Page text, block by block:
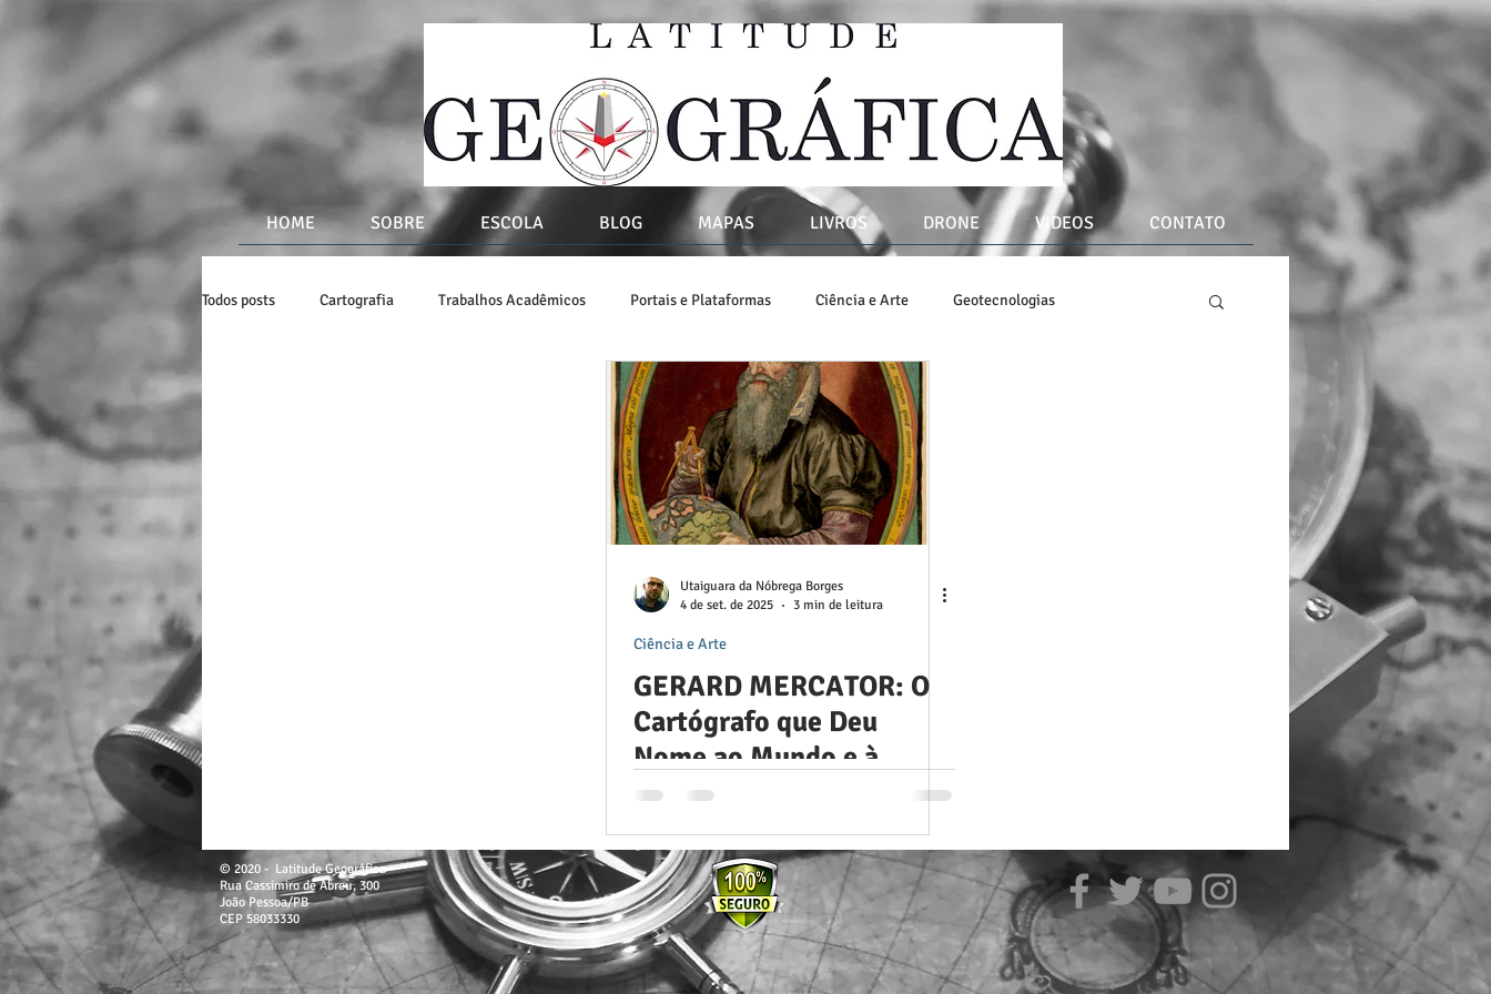
HOME SOBRE ESCOLA BLOG MAPAS LIVROS DRONE VIDEOS CONTATO
Todos posts Cartografia Trabalhos Acadêmicos Portais e Plataformas Ciência e Arte Geotecnologias
Utaiguara da Nóbrega Borges
4 de set. de 2025
3 min de leitura
Ciência e Arte
GERARD MERCATOR: O
Cartógrafo que Deu
Nome ao Mundo e à
Navegação.
© 2020 - Latitude Geográfica
Rua Cassimiro de Abreu, 300
João Pessoa/PB
CEP 58033330